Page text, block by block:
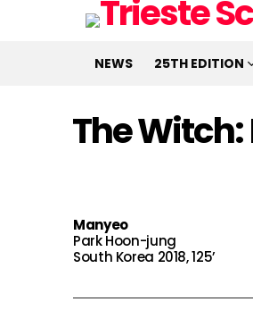
NEWS 25TH EDITION
The Witch:
Manyeo
Park Hoon-jung
South Korea 2018, 125’